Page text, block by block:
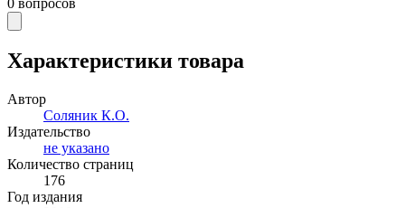
Характеристики товара
Автор
Соляник К.О.
Издательство
не указано
Количество страниц
176
Год издания